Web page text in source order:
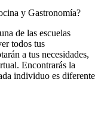
y Gastronomía?
de las escuelas
todos tus
a tus necesidades,
Encontrarás la
individuo es diferente